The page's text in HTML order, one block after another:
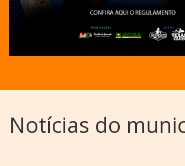
Notícias do